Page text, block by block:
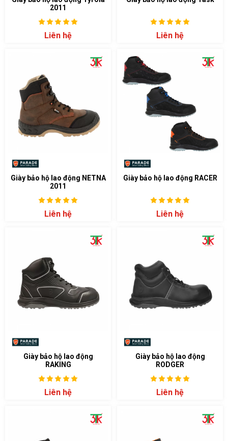
2011
Liên hệ Liên hệ
Giày bảo hộ lao động NETNA
2011
Liên hệ
Giày bảo hộ lao động RACER
Liên hệ
Giày bảo hộ lao động
RAKING
Liên hệ
Giày bảo hộ lao động
RODGER
Liên hệ